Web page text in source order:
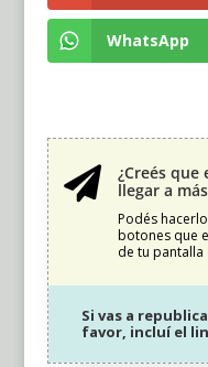
WhatsApp

¿Creés
llegar a
Podés
botones que
de tu pantalla
Si vas a
favor, incluí el